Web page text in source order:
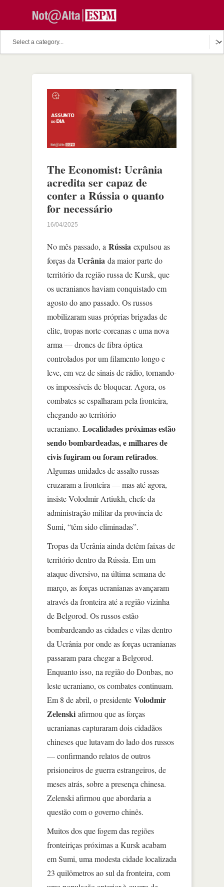
The Economist: Ucrânia
acredita ser capaz de
conter a Rússia o quanto
for necessário
16/04/2025
No mês passado, a Rússia expulsou as
forças da Ucrânia da maior parte do
território da região russa de Kursk, que
os ucranianos haviam conquistado em
agosto do ano passado. Os russos
mobilizaram suas próprias brigadas de
elite, tropas norte-coreanas e uma nova
arma — drones de fibra óptica
controlados por um filamento longo e
leve, em vez de sinais de rádio, tornando-
os impossíveis de bloquear. Agora, os
combates se espalharam pela fronteira,
chegando ao território
ucraniano. Localidades próximas estão
sendo bombardeadas, e milhares de
civis fugiram ou foram retirados.
Algumas unidades de assalto russas
cruzaram a fronteira — mas até agora,
insiste Volodmir Artiukh, chefe da
administração militar da província de
Sumi, “têm sido eliminadas”.
Tropas da Ucrânia ainda detêm faixas de
território dentro da Rússia. Em um
ataque diversivo, na última semana de
março, as forças ucranianas avançaram
através da fronteira até a região vizinha
de Belgorod. Os russos estão
bombardeando as cidades e vilas dentro
da Ucrânia por onde as forças ucranianas
passaram para chegar a Belgorod.
Enquanto isso, na região do Donbas, no
leste ucraniano, os combates continuam.
Em 8 de abril, o presidente Volodmir
Zelenski afirmou que as forças
ucranianas capturaram dois cidadãos
chineses que lutavam do lado dos russos
— confirmando relatos de outros
prisioneiros de guerra estrangeiros, de
meses atrás, sobre a presença chinesa.
Zelenski afirmou que abordaria a
questão com o governo chinês.
Muitos dos que fogem das regiões
fronteiriças próximas a Kursk acabam
em Sumi, uma modesta cidade localizada
23 quilômetros ao sul da fronteira, com